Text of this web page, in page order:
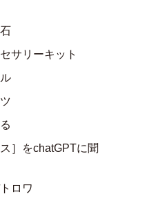
サリーキット
］をchatGPTに聞
ロワ